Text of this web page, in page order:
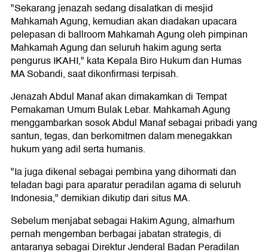
"Sekarang jenazah sedang disalatkan di mesjid
Mahkamah Agung, kemudian akan diadakan upacara
pelepasan di ballroom Mahkamah Agung oleh pimpinan
Mahkamah Agung dan seluruh hakim agung serta
pengurus IKAHI," kata Kepala Biro Hukum dan Humas
MA Sobandi, saat dikonfirmasi terpisah.
Jenazah Abdul Manaf akan dimakamkan di Tempat
Pemakaman Umum Bulak Lebar. Mahkamah Agung
menggambarkan sosok Abdul Manaf sebagai pribadi yang
santun, tegas, dan berkomitmen dalam menegakkan
hukum yang adil serta humanis.
"Ia juga dikenal sebagai pembina yang dihormati dan
teladan bagi para aparatur peradilan agama di seluruh
Indonesia," demikian dikutip dari situs MA.
Sebelum menjabat sebagai Hakim Agung, almarhum
pernah mengemban berbagai jabatan strategis, di
antaranya sebagai Direktur Jenderal Badan Peradilan